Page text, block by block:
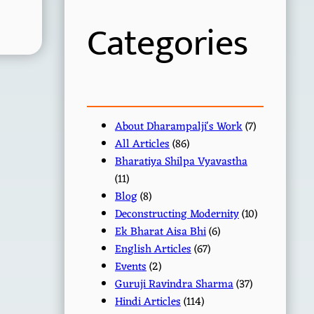
Categories
About Dharampalji's Work(7)
All Articles(86)
Bharatiya Shilpa Vyavastha
(11)
Blog(8)
Deconstructing Modernity(10)
Ek Bharat Aisa Bhi(6)
English Articles(67)
Events(2)
Guruji Ravindra Sharma(37)
Hindi Articles(114)